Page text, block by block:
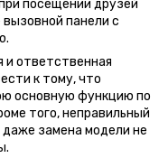
посещении друзей
панели с
ответственная
к тому, что
основную функцию по
того, неправильный
замена модели не